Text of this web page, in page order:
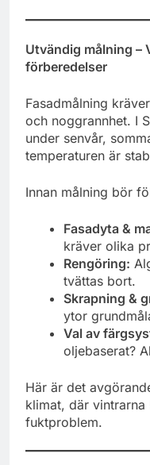
Utvändig målning –
förberedelser
Fasadmålning
och noggrannhet. I
under senvår,
temperaturen är
Innan målning bör
Fasadyta &
kräver olika
Rengöring:
tvättas bort.
Skrapning &
ytor
Val av
oljebaserat?
Här är det
klimat, där
fuktproblem.